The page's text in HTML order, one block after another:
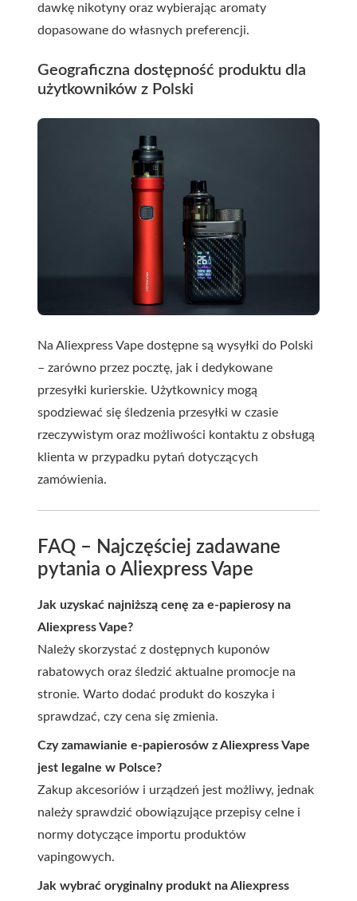
dawkę nikotyny oraz wybierając aromaty
dopasowane do własnych preferencji.
Geograficzna dostępność produktu dla
użytkowników z Polski
Na Aliexpress Vape dostępne są wysyłki do Polski
– zarówno przez pocztę, jak i dedykowane
przesyłki kurierskie. Użytkownicy mogą
spodziewać się śledzenia przesyłki w czasie
rzeczywistym oraz możliwości kontaktu z obsługą
klienta w przypadku pytań dotyczących
zamówienia.
FAQ – Najczęściej zadawane
pytania o Aliexpress Vape
Jak uzyskać najniższą cenę za e-papierosy na
Aliexpress Vape?
Należy skorzystać z dostępnych kuponów
rabatowych oraz śledzić aktualne promocje na
stronie. Warto dodać produkt do koszyka i
sprawdzać, czy cena się zmienia.
Czy zamawianie e-papierosów z Aliexpress Vape
jest legalne w Polsce?
Zakup akcesoriów i urządzeń jest możliwy, jednak
należy sprawdzić obowiązujące przepisy celne i
normy dotyczące importu produktów
vapingowych.
Jak wybrać oryginalny produkt na Aliexpress